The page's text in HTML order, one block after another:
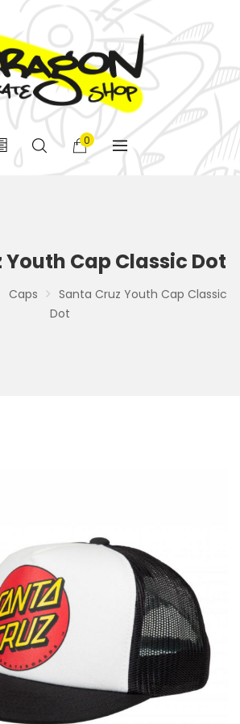
0
Youth Cap Classic Dot
Caps
Santa Cruz Youth Cap Classic
Dot